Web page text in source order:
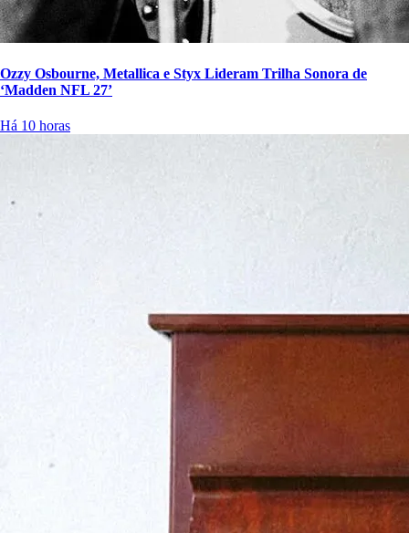
Ozzy Osbourne, Metallica e Styx Lideram Trilha Sonora de
‘Madden NFL 27’
Há 10 horas